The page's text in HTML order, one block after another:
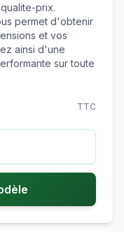
prix.
permet d'obtenir
et vos
ainsi d'une
sur toute
TTC